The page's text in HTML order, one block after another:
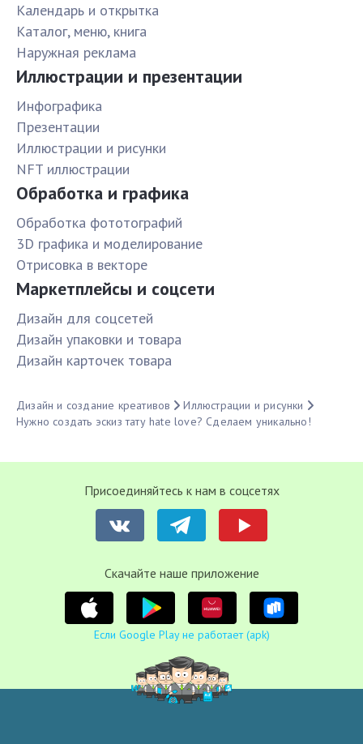
Календарь и открытка
Каталог, меню, книга
Наружная реклама
Иллюстрации и презентации
Инфографика
Презентации
Иллюстрации и рисунки
NFT иллюстрации
Обработка и графика
Обработка фототографий
3D графика и моделирование
Отрисовка в векторе
Маркетплейсы и соцсети
Дизайн для соцсетей
Дизайн упаковки и товара
Дизайн карточек товара
Дизайн и создание креативов
Иллюстрации и рисунки
Нужно создать эскиз тату hate love? Сделаем уникально!
Присоединяйтесь к нам в соцсетях
Cкачайте наше приложение
Если Google Play не работает (apk)